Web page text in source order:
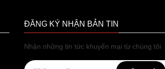
ĐĂNG KÝ NHẬN BẢN TIN
Nhận những tin tức khuyến mại từ chúng tôi